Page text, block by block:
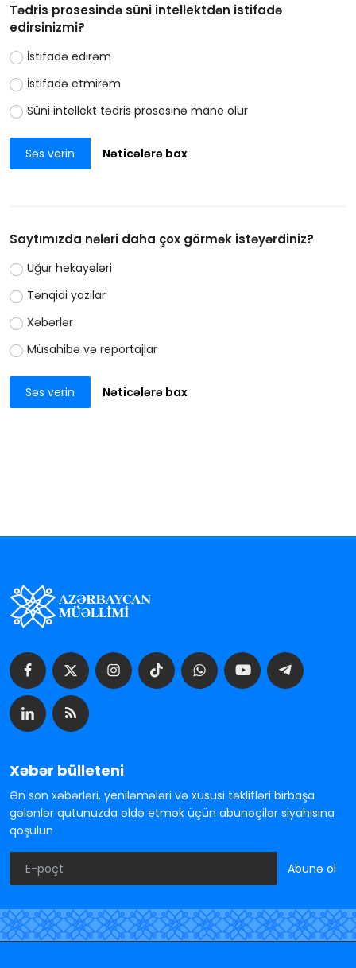
Tədris prosesində süni intellektdən istifadə
edirsinizmi?
İstifadə edirəm
İstifadə etmirəm
Süni intellekt tədris prosesinə mane olur
Səs verin Nəticələrə bax
Saytımızda nələri daha çox görmək istəyərdiniz?
Uğur hekayələri
Tənqidi yazılar
Xəbərlər
Müsahibə və reportajlar
Səs verin Nəticələrə bax
Xəbər bülleteni
Ən son xəbərləri, yeniləmələri və xüsusi təklifləri birbaşa
gələnlər qutunuzda əldə etmək üçün abunəçilər siyahısına
qoşulun
Abunə ol